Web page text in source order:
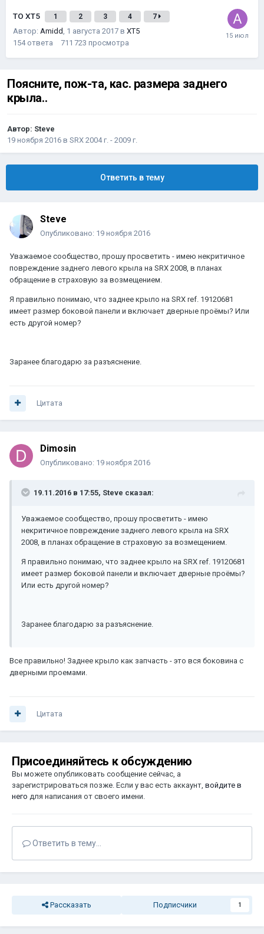
ТО XT5 1 2 3 4 7
Автор: Amidd, 1 августа 2017 в XT5
154 ответа 711 723 просмотра
Поясните, пож-та, кас. размера заднего
крыла..
Автор: Steve
19 ноября 2016 в SRX 2004 г. - 2009 г.
Ответить в тему
Steve
Опубликовано: 19 ноября 2016
Уважаемое сообщество, прошу просветить - имею некритичное
повреждение заднего левого крыла на SRX 2008, в планах
обращение в страховую за возмещением.
Я правильно понимаю, что заднее крыло на SRX ref. 19120681
имеет размер боковой панели и включает дверные проёмы? Или
есть другой номер?
Заранее благодарю за разъяснение.
Цитата
Dimosin
Опубликовано: 19 ноября 2016
19.11.2016 в 17:55, Steve сказал:
Уважаемое сообщество, прошу просветить - имею
некритичное повреждение заднего левого крыла на SRX
2008, в планах обращение в страховую за возмещением.
Я правильно понимаю, что заднее крыло на SRX ref. 19120681
имеет размер боковой панели и включает дверные проёмы?
Или есть другой номер?
Заранее благодарю за разъяснение.
Все правильно! Заднее крыло как запчасть - это вся боковина с
дверными проемами.
Цитата
Присоединяйтесь к обсуждению
Вы можете опубликовать сообщение сейчас, а
зарегистрироваться позже. Если у вас есть аккаунт, войдите в
него для написания от своего имени.
Ответить в тему...
Рассказать Подписчики 1